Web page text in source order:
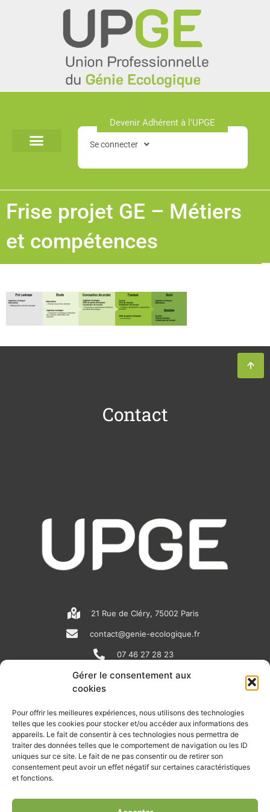
Gérer le consentement aux
cookies
Pour offrir les meilleures expériences, nous utilisons des technologies
telles que les cookies pour stocker et/ou accéder aux informations des
appareils. Le fait de consentir à ces technologies nous permettra de
traiter des données telles que le comportement de navigation ou les ID
uniques sur ce site. Le fait de ne pas consentir ou de retirer son
consentement peut avoir un effet négatif sur certaines caractéristiques
et fonctions.
Devenir Adhérent à l'UPGE​
Se connecter
Frise projet GE – Métiers
et compétences
Contact
21 Rue de Cléry, 75002 Paris
contact@genie-ecologique.fr
07 46 27 28 23
N
e
w
s
p
p
i
n
k
e
i
o
u
t
u
e
RECEVOIR L'ACTU DE LA FILIÈRE
Retrouvez tous les mois les articles terrain de nos adhérents, les
rendez-vous importants de la filière, nos offres de stages et